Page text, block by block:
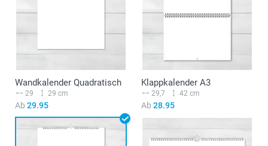
Wandkalender Quadratisch
29 29 cm
Ab 29.95
Klappkalender A3
29,7 42 cm
Ab 28.95